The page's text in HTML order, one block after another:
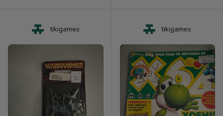
tikigames tikigames